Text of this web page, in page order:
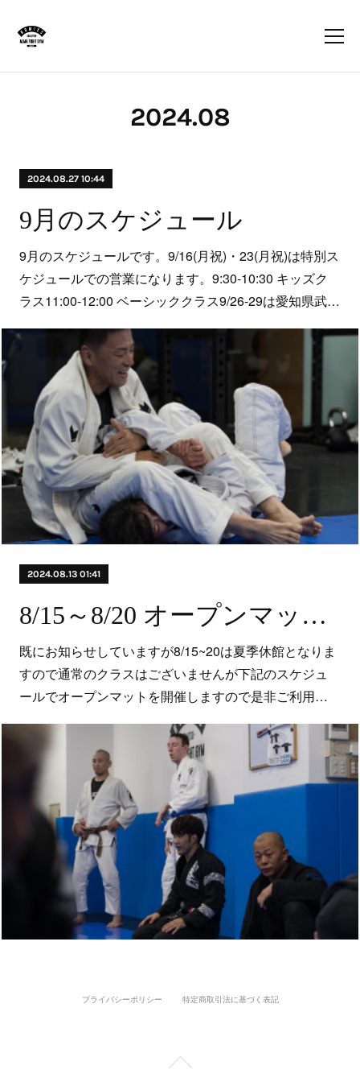
2024.08
2024.08.27 10:44
9月のスケジュール
9月のスケジュールです。9/16(月祝)・23(月祝)は特別ス
ケジュールでの営業になります。9:30-10:30 キッズク
ラス11:00-12:00 ベーシッククラス9/26-29は愛知県武…
2024.08.13 01:41
8/15～8/20 オープンマットのお知らせ
既にお知らせしていますが8/15~20は夏季休館となりま
すので通常のクラスはございませんが下記のスケジュ
ールでオープンマットを開催しますので是非ご利用…
プライバシーポリシー 特定商取引法に基づく表記